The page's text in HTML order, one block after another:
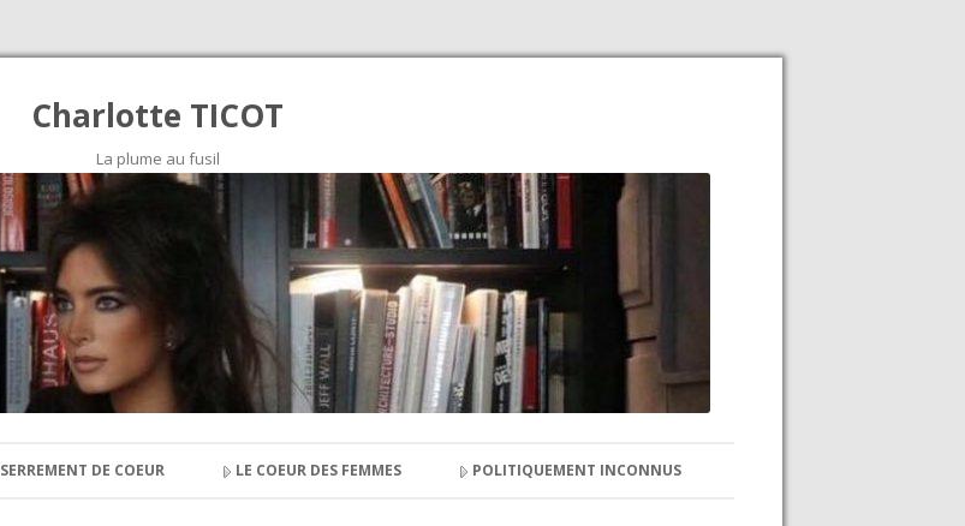
Charlotte TICOT
La plume au fusil
SERREMENT DE COEUR LE COEUR DES FEMMES POLITIQUEMENT INCONNUS